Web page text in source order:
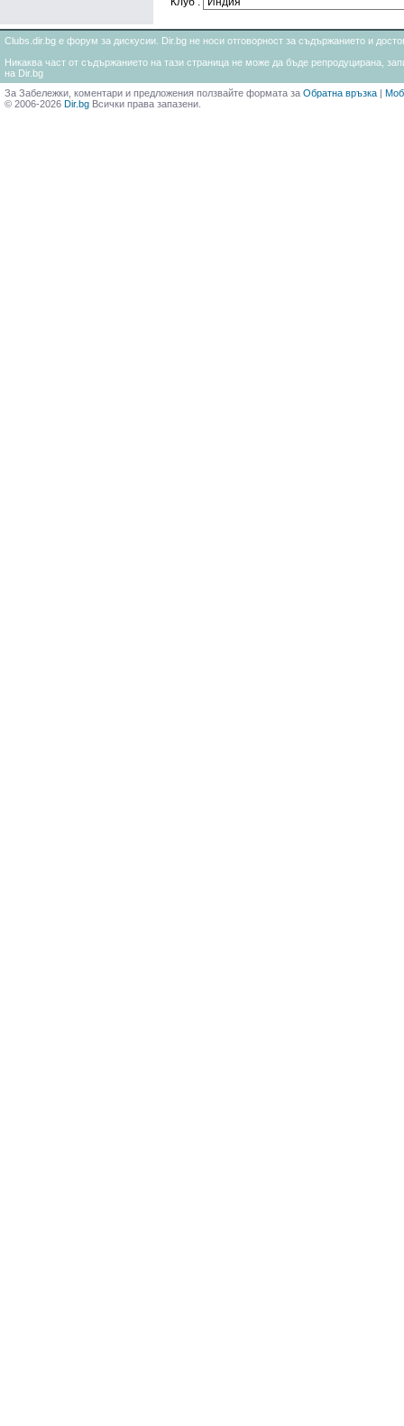
Clubs.dir.bg е форум за дискусии. Dir.bg не носи отговорност за съдържанието и
Никаква част от съдържанието на тази страница не може да бъде репродуцирана,
на Dir.bg
За Забележки, коментари и предложения ползвайте формата за Обратна връзка |
© 2006-2026 Dir.bg Всички права запазени.